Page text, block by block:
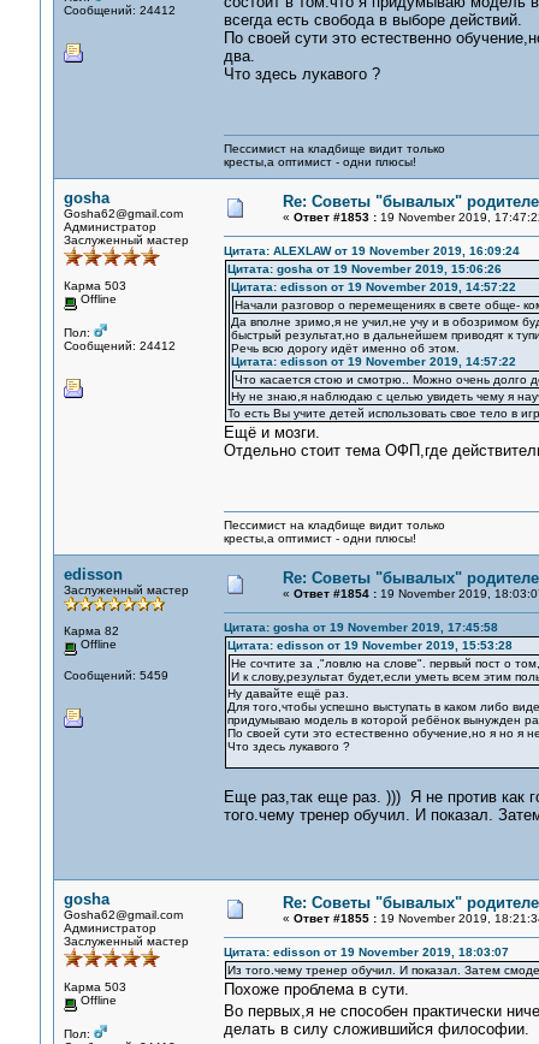
Сообщений: 24412
всегда есть свобода в выборе действий.
По своей сути это естественно
два.
Что здесь лукавого ?
Пессимист на кладбище видит только
кресты,а оптимист - одни плюсы!
gosha
Gosha62@gmail.com
Администратор
Заслуженный мастер
Карма 503
Offline
Пол:
Сообщений: 24412
Re: Советы "бывалых"
« Ответ #1853 :19 November 2019,
Цитата: ALEXLAW от 19 November 2019, 16:09:24
Цитата: gosha от 19 November 2019, 15:06:26
Цитата: edisson от 19 November 2019, 14:57:22
Начали разговор о перемещениях в свете обще-
Да вполне зримо,я не учил,не учу и в обозримом
быстрый результат,но в дальнейшем приводят к
Речь всю дорогу идёт именно об этом.
Цитата: edisson от 19 November 2019, 14:57:22
Что касается стою и смотрю.. Можно очень долго
Ну не знаю,я наблюдаю с целью увидеть чему я
То есть Вы учите детей использовать свое тело в
Ещё и мозги.
Отдельно стоит тема ОФП,где
Пессимист на кладбище видит только
кресты,а оптимист - одни плюсы!
edisson
Заслуженный мастер
Карма 82
Offline
Сообщений: 5459
Re: Советы "бывалых"
« Ответ #1854 :19 November 2019,
Цитата: gosha от 19 November 2019, 17:45:58
Цитата: edisson от 19 November 2019, 15:53:28
Не сочтите за ,"ловлю на слове". первый пост о
И к слову,результат будет,если уметь всем этим
Ну давайте ещё раз.
Для того,чтобы успешно выступать в каком либо
придумываю модель в которой ребёнок вынужден
По своей сути это естественно обучение,но я но я
Что здесь лукавого ?
Еще раз,так еще раз. ))) Я не против как
того.чему тренер обучил. И показал.
gosha
Gosha62@gmail.com
Администратор
Заслуженный мастер
Карма 503
Offline
Пол:
Re: Советы "бывалых"
« Ответ #1855 :19 November 2019,
Цитата: edisson от 19 November 2019, 18:03:07
Из того.чему тренер обучил. И показал. Затем
Похоже проблема в сути.
Во первых,я не способен практически
делать в силу сложившийся философии.